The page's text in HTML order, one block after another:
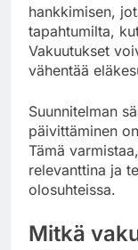
hankkimisen,
tapahtumilta,
Vakuutukset
vähentää
Suunnitelman
päivittäminen
Tämä
relevanttina ja
olosuhteissa.
Mitkä